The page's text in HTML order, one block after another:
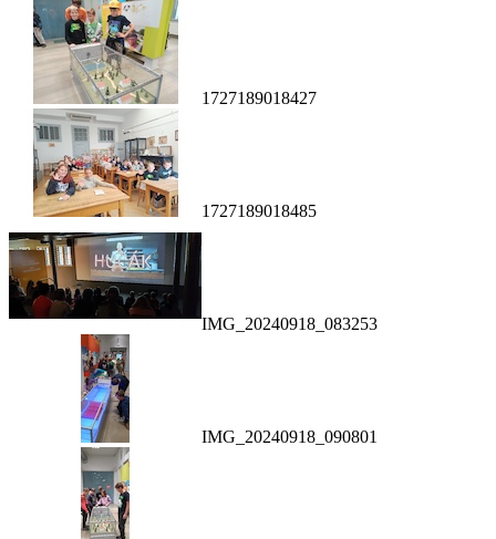
1727189018427
1727189018485
IMG_20240918_083253
IMG_20240918_090801